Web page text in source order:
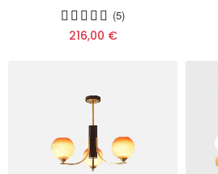
(5)
216,00 €